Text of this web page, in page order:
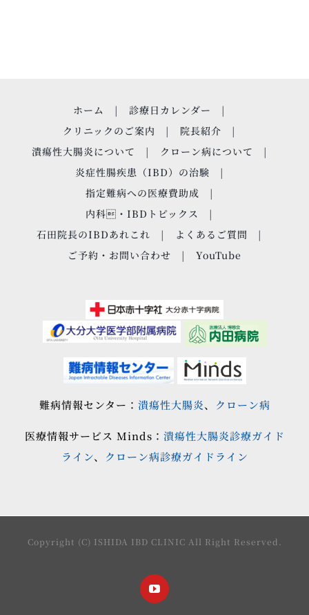
ホーム
診療日カレンダー
クリニックのご案内
院長紹介
潰瘍性大腸炎について
クローン病について
炎症性腸疾患（IBD）の治験
指定難病への医療費助成
内科・IBDトピックス
石田院長のIBDあれこれ
よくあるご質問
ご予約・お問い合わせ
YouTube
難病情報センター： 潰瘍性大腸炎、 クローン病
医療情報サービス Minds： 潰瘍性大腸炎診療ガイド
ライン、 クローン病診療ガイドライン
Copyright (C) ISHIDA IBD CLINIC All Right Reserved.
YouTube